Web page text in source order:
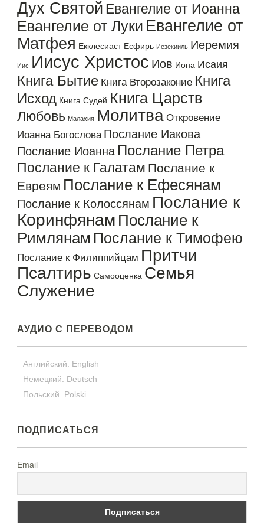
Дух Святой Евангелие от Иоанна
Евангелие от Луки Евангелие от
Матфея Екклесиаст Есфирь Иезекииль Иеремия
Иис Иисус Христос Иов Иона Исаия
Книга Бытие Книга Второзаконие Книга
Исход Книга Судей Книга Царств
Любовь Малахия Молитва Откровение
Иоанна Богослова Послание Иакова
Послание Иоанна Послание Петра
Послание к Галатам Послание к
Евреям Послание к Ефесянам
Послание к Колоссянам Послание к
Коринфянам Послание к
Римлянам Послание к Тимофею
Послание к Филиппийцам Притчи
Псалтирь Самооценка Семья
Служение
АУДИО С ПЕРЕВОДОМ
Английский. English
Немецкий. Deutsch
Польский. Polski
ПОДПИСАТЬСЯ
Email